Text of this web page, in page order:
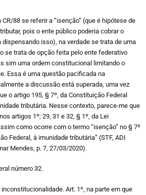
88 se referir a “isenção” (que é hipótese de
pois o ente público poderia cobrar o
isso), na verdade se trata de uma
se trata de opção feita pelo ente federativo
sim uma ordem constitucional limitando o
Essa é uma questão pacificada na
a discussão está superada, uma vez
o artigo 195, § 7º, da Constituição Federal
tributária. Nesse contexto, parece-me que
artigos 1º; 29, 31 e 32, § 1º, da Lei
como ocorre com o termo “isenção” no § 7º
Federal, à imunidade tributária” (STF, ADI
Mendes, p. 7, 27/03/2020).
número 32.
inconstitucionalidade. Art. 1º, na parte em que